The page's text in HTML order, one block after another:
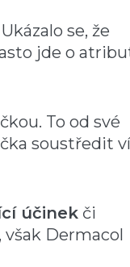
se, že
jde o
To od své
soustředit
účinek či
však Dermacol